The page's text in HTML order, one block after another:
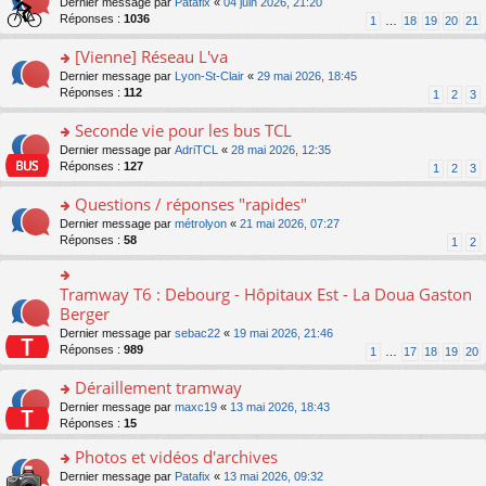
nt
s
ré
e
nt
n
lu
le
pl
u
s
ré
e
nt
e
n
o
n
lu
le
pl
u
s
ré
c
nt
e
s
s
a
g
e
n
lu
le
pl
u
s
ré
nt
n
s
ult
er
le
m
e
s
s
a
g
n
o
n
lu
le
u
s
ré
nt
Réponses : 1036 1 18 19 20 21
o
n
s
ult
er
le
m
e
s
s
a
g
e
n
o
n
lu
le
pl
u
s
ré
c
nt
[Vienne] Réseau L'va
Dernier message par Lyon-St-Clair « 29 mai 2026, 18:45
Réponses : 112 1 2 3
o
n
s
ult
er
le
m
e
s
a
g
e
n
lu
le
pl
u
s
Seconde vie pour les bus TCL
Dernier message par AdriTCL « 28 mai 2026, 12:35
Réponses : 127 1 2 3
o
n
s
ult
er
le
m
e
s
s
a
g
e
n
o
n
Questions / réponses "rapides"
Dernier message par métrolyon « 21 mai 2026, 07:27
Réponses : 58 1 2
o
n
ult
er
le
m
e
s
s
a
g
Tramway T6 : Debourg - Hôpitaux Est - La Doua Gaston
Berger
Dernier message par sebac22 « 19 mai 2026, 21:46
Réponses : 989 1 17 18 19 20
o
n
s
ult
er
Déraillement tramway
Dernier message par maxc19 « 13 mai 2026, 18:43
Réponses : 15
o
Photos et vidéos d'archives
Dernier message par Patafix « 13 mai 2026, 09:32